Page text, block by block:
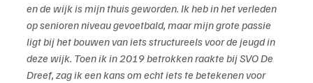
en de wijk is mijn thuis geworden. Ik heb in het verleden
op senioren niveau gevoetbald, maar mijn grote passie
ligt bij het bouwen van iets structureels voor de jeugd in
deze wijk. Toen ik in 2019 betrokken raakte bij SVO De
Dreef, zag ik een kans om echt iets te betekenen voor